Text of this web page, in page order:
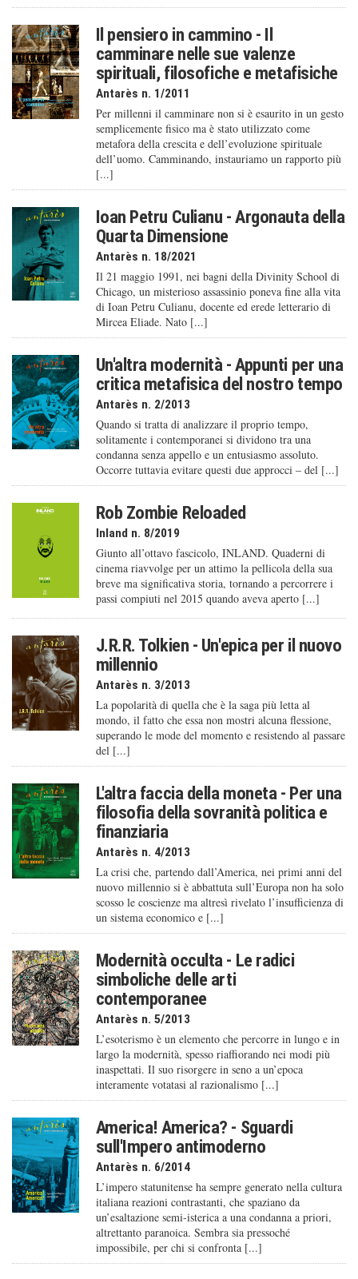
Il pensiero in cammino - Il
camminare nelle sue valenze
spirituali, filosofiche e metafisiche
Antarès n. 1/2011
Per millenni il camminare non si è esaurito in un gesto
semplicemente fisico ma è stato utilizzato come
metafora della crescita e dell’evoluzione spirituale
dell’uomo. Camminando, instauriamo un rapporto più
[...]
Ioan Petru Culianu - Argonauta della
Quarta Dimensione
Antarès n. 18/2021
Il 21 maggio 1991, nei bagni della Divinity School di
Chicago, un misterioso assassinio poneva fine alla vita
di Ioan Petru Culianu, docente ed erede letterario di
Mircea Eliade. Nato [...]
Un'altra modernità - Appunti per una
critica metafisica del nostro tempo
Antarès n. 2/2013
Quando si tratta di analizzare il proprio tempo,
solitamente i contemporanei si dividono tra una
condanna senza appello e un entusiasmo assoluto.
Occorre tuttavia evitare questi due approcci – del [...]
Rob Zombie Reloaded
Inland n. 8/2019
Giunto all’ottavo fascicolo, INLAND. Quaderni di
cinema riavvolge per un attimo la pellicola della sua
breve ma significativa storia, tornando a percorrere i
passi compiuti nel 2015 quando aveva aperto [...]
J.R.R. Tolkien - Un'epica per il nuovo
millennio
Antarès n. 3/2013
La popolarità di quella che è la saga più letta al
mondo, il fatto che essa non mostri alcuna flessione,
superando le mode del momento e resistendo al passare
del [...]
L'altra faccia della moneta - Per una
filosofia della sovranità politica e
finanziaria
Antarès n. 4/2013
La crisi che, partendo dall’America, nei primi anni del
nuovo millennio si è abbattuta sull’Europa non ha solo
scosso le coscienze ma altresì rivelato l’insufficienza di
un sistema economico e [...]
Modernità occulta - Le radici
simboliche delle arti
contemporanee
Antarès n. 5/2013
L’esoterismo è un elemento che percorre in lungo e in
largo la modernità, spesso riaffiorando nei modi più
inaspettati. Il suo risorgere in seno a un’epoca
interamente votatasi al razionalismo [...]
America! America? - Sguardi
sull'Impero antimoderno
Antarès n. 6/2014
L’impero statunitense ha sempre generato nella cultura
italiana reazioni contrastanti, che spaziano da
un’esaltazione semi-isterica a una condanna a priori,
altrettanto paranoica. Sembra sia pressoché
impossibile, per chi si confronta [...]